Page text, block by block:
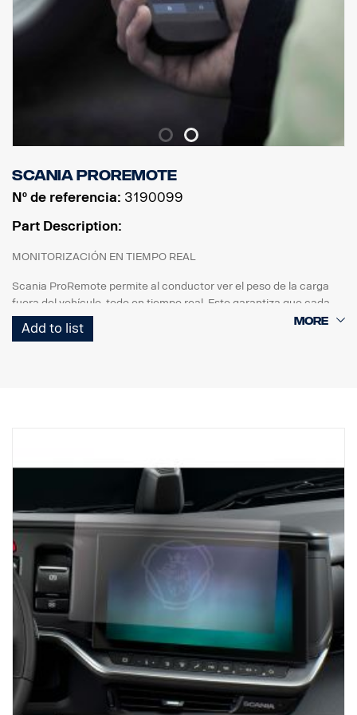
Scania ProRemote
Nº de referencia: 3190099
Part Description:
MONITORIZACIÓN EN TIEMPO REAL
Scania ProRemote permite al conductor ver el peso de la carga
fuera del vehículo, todo en tiempo real. Esto garantiza que cada
carga esté perfectamente equilibrada y cumpla las restricciones
de peso y las normativas del sector.
generación NTG. En el caso de los camiones con sistema eléctrico
SESAMM7, compruebe las normas locales de homologación para
la relevancia de la ciberseguridad GSR, ya que el producto no está
incluido en el Scania VWTA para vehículos completos.
DETECCIÓN AUTOMÁTICA DE EJES:
La unidad receptora detecta automáticamente el número de ejes
de un posible remolque, asegurándose de que dispone de la
información que necesita para una carga segura y eficaz.
COMODIDAD:
El cargador de base magnética Scania ProRemote y la
conectividad USB-C garantizan que la unidad esté siempre lista
para conducir, lo que reduce el tiempo de inactividad para que el
Add to list